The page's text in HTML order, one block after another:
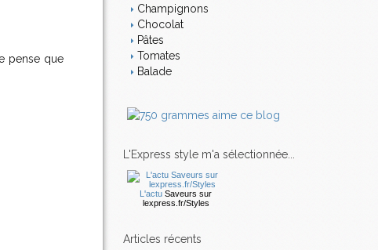
pense que
Champignons
Chocolat
Pâtes
Tomates
Balade
L'Express style m'a sélectionnée...
L'actu Saveurs sur
lexpress.fr/Styles
articles récents